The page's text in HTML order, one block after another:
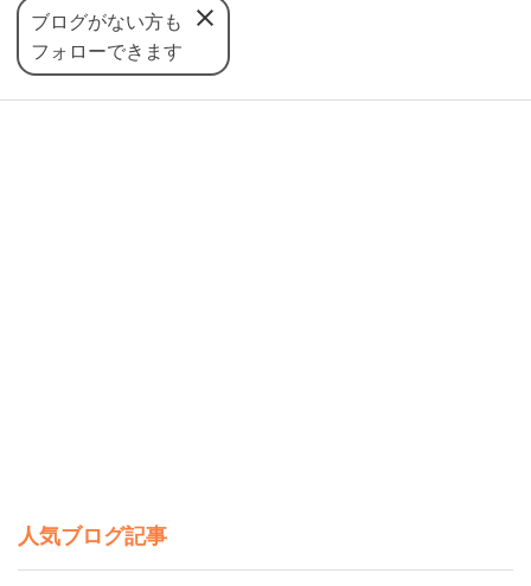
ブログがない方も
フォローできます
人気ブログ記事